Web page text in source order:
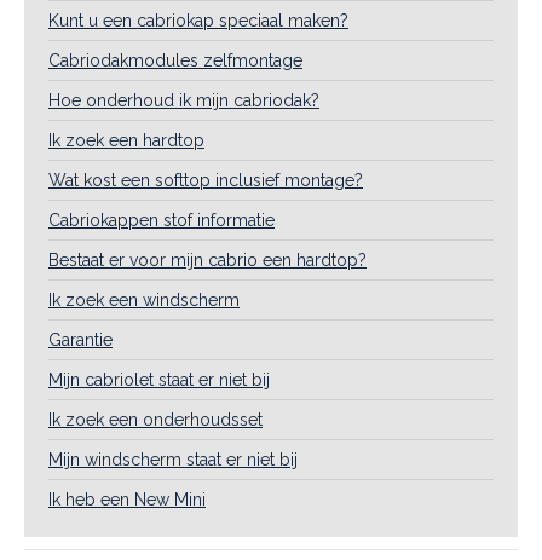
Kunt u een cabriokap speciaal maken?
Cabriodakmodules zelfmontage
Hoe onderhoud ik mijn cabriodak?
Ik zoek een hardtop
Wat kost een softtop inclusief montage?
Cabriokappen stof informatie
Bestaat er voor mijn cabrio een hardtop?
Ik zoek een windscherm
Garantie
Mijn cabriolet staat er niet bij
Ik zoek een onderhoudsset
Mijn windscherm staat er niet bij
Ik heb een New Mini